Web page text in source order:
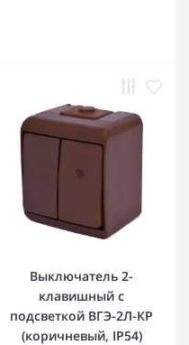
Выключатель 2-
клавишный с
подсветкой ВГЭ-2Л-КР
(коричневый, IP54)